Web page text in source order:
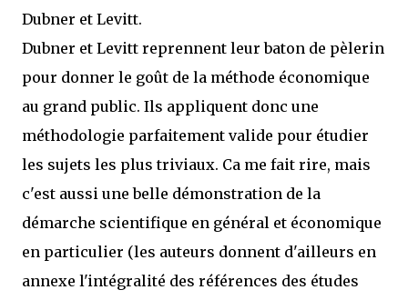
Dubner et Levitt.
Dubner et Levitt reprennent leur baton de pèlerin
pour donner le goût de la méthode économique
au grand public. Ils appliquent donc une
méthodologie parfaitement valide pour étudier
les sujets les plus triviaux. Ca me fait rire, mais
c'est aussi une belle démonstration de la
démarche scientifique en général et économique
en particulier (les auteurs donnent d'ailleurs en
annexe l'intégralité des références des études